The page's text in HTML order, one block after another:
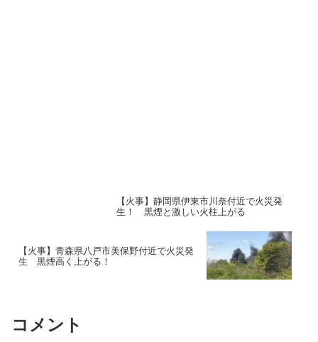
【火事】静岡県伊東市川奈付近で火災発
生！ 黒煙と激しい火柱上がる
【火事】青森県八戸市美保野付近で火災発
生 黒煙高く上がる！
コメント